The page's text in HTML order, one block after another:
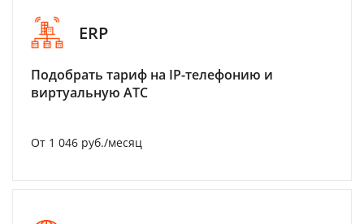
ERP
Подобрать тариф на IP-телефонию и
виртуальную АТС
От 1 046 руб./месяц